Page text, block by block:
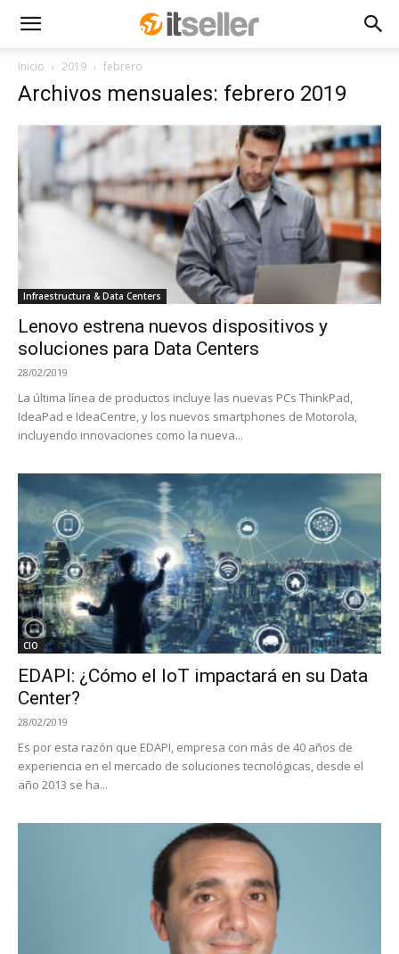
Inicio 2019 febrero
Archivos mensuales: febrero 2019
Infraestructura & Data Centers
Lenovo estrena nuevos dispositivos y
soluciones para Data Centers
28/02/2019
La última línea de productos incluye las nuevas PCs ThinkPad,
IdeaPad e IdeaCentre, y los nuevos smartphones de Motorola,
incluyendo innovaciones como la nueva...
CIO
EDAPI: ¿Cómo el IoT impactará en su Data
Center?
28/02/2019
Es por esta razón que EDAPI, empresa con más de 40 años de
experiencia en el mercado de soluciones tecnológicas, desde el
año 2013 se ha...